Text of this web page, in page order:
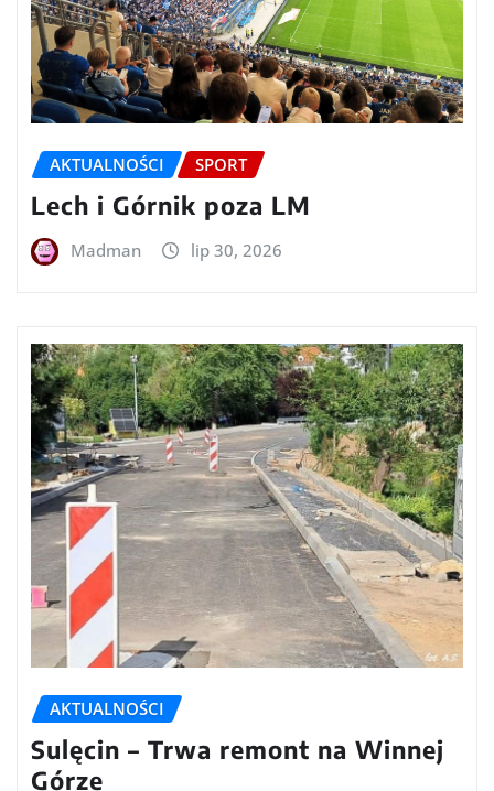
AKTUALNOŚCI SPORT
Lech i Górnik poza LM
Madman lip 30, 2026
AKTUALNOŚCI
Sulęcin – Trwa remont na Winnej
Górze